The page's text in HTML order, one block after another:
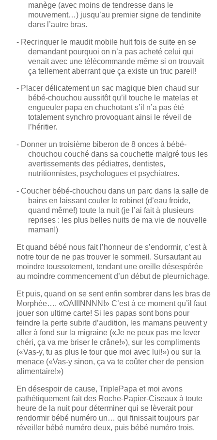
manège (avec moins de tendresse dans le
mouvement…) jusqu’au premier signe de tendinite
dans l’autre bras.
- Recrinquer le maudit mobile huit fois de suite en se
demandant pourquoi on n’a pas acheté celui qui
venait avec une télécommande même si on trouvait
ça tellement aberrant que ça existe un truc pareil!
- Placer délicatement un sac magique bien chaud sur
bébé-chouchou aussitôt qu’il touche le matelas et
engueuler papa en chuchotant s’il n’a pas été
totalement synchro provoquant ainsi le réveil de
l’héritier.
- Donner un troisième biberon de 8 onces à bébé-
chouchou couché dans sa couchette malgré tous les
avertissements des pédiatres, dentistes,
nutritionnistes, psychologues et psychiatres.
- Coucher bébé-chouchou dans un parc dans la salle de
bains en laissant couler le robinet (d’eau froide,
quand même!) toute la nuit (je l’ai fait à plusieurs
reprises : les plus belles nuits de ma vie de nouvelle
maman!)
Et quand bébé nous fait l’honneur de s’endormir, c’est à
notre tour de ne pas trouver le sommeil. Sursautant au
moindre toussotement, tendant une oreille désespérée
au moindre commencement d’un début de pleurnichage.
Et puis, quand on se sent enfin sombrer dans les bras de
Morphée…. «OAIIINNNN!» C’est à ce moment qu’il faut
jouer son ultime carte! Si les papas sont bons pour
feindre la perte subite d’audition, les mamans peuvent y
aller à fond sur la migraine («Je ne peux pas me lever
chéri, ça va me briser le crâne!»), sur les compliments
(«Vas-y, tu as plus le tour que moi avec lui!») ou sur la
menace («Vas-y sinon, ça va te coûter cher de pension
alimentaire!»)
En désespoir de cause, TriplePapa et moi avons
pathétiquement fait des Roche-Papier-Ciseaux à toute
heure de la nuit pour déterminer qui se lèverait pour
rendormir bébé numéro un… qui finissait toujours par
réveiller bébé numéro deux, puis bébé numéro trois.